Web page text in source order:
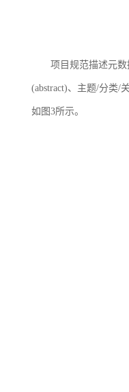
项目规范描述元
(abstract)、主题/分类/
如图3所示。